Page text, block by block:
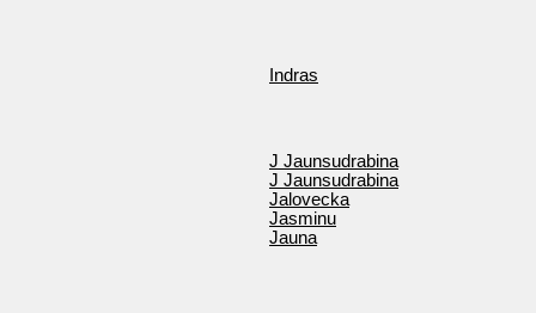
Indras
J Jaunsudrabina
J Jaunsudrabina
Jalovecka
Jasminu
Jauna